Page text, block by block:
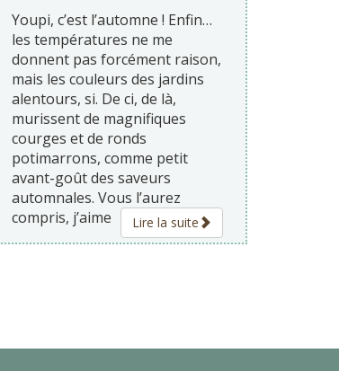
Youpi, c’est l’automne ! Enfin…
les températures ne me
donnent pas forcément raison,
mais les couleurs des jardins
alentours, si. De ci, de là,
murissent de magnifiques
courges et de ronds
potimarrons, comme petit
avant-goût des saveurs
automnales. Vous l’aurez
compris, j’aime
Lire la suite